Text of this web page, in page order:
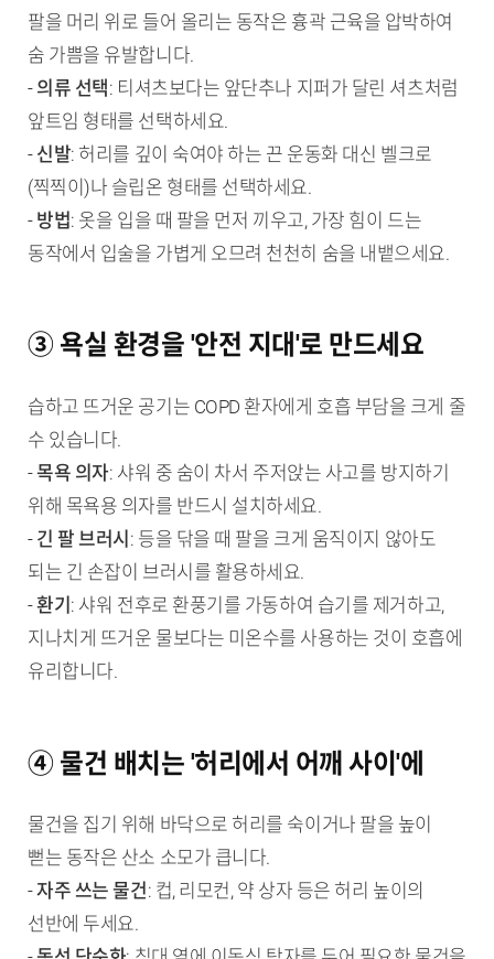
팔을 머리 위로 들어 올리는 동작은 흉곽 근육을 압박하여
숨 가쁨을 유발합니다.
- 의류 선택: 티셔츠보다는 앞단추나 지퍼가 달린 셔츠처럼
앞트임 형태를 선택하세요.
- 신발: 허리를 깊이 숙여야 하는 끈 운동화 대신 벨크로
(찍찍이)나 슬립온 형태를 선택하세요.
- 방법: 옷을 입을 때 팔을 먼저 끼우고, 가장 힘이 드는
동작에서 입술을 가볍게 오므려 천천히 숨을 내뱉으세요.
③ 욕실 환경을 '안전 지대'로 만드세요
습하고 뜨거운 공기는 COPD 환자에게 호흡 부담을 크게 줄
수 있습니다.
-목욕 의자: 샤워 중 숨이 차서 주저앉는 사고를 방지하기
위해 목욕용 의자를 반드시 설치하세요.
- 긴 팔 브러시 : 등을 닦을 때 팔을 크게 움직이지 않아도
되는 긴 손잡이 브러시를 활용하세요.
-환기 : 샤워 전후로 환풍기를 가동하여 습기를 제거하고,
지나치게 뜨거운 물보다는 미온수를 사용하는 것이 호흡에
유리합니다.
④ 물건 배치는 '허리에서 어깨 사이'에
물건을 집기 위해 바닥으로 허리를 숙이거나 팔을 높이
뻗는 동작은 산소 소모가 큽니다.
-자주 쓰는 물건: 컵, 리모컨, 약 상자 등은 허리 높이의
선반에 두세요.